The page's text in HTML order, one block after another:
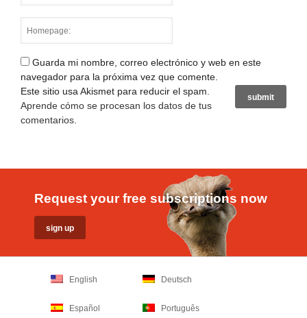
Guarda mi nombre, correo electrónico y web en este
navegador para la próxima vez que comente.
Este sitio usa Akismet para reducir el spam.
Aprende cómo se procesan los datos de tus
comentarios
Request your free subscriptions now
English Deutsch
Español Português